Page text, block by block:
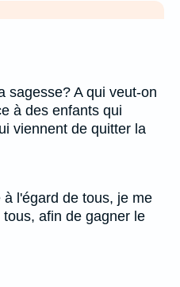
sagesse? A qui veut-on
à des enfants qui
viennent de quitter la
l'égard de tous, je me
afin de gagner le